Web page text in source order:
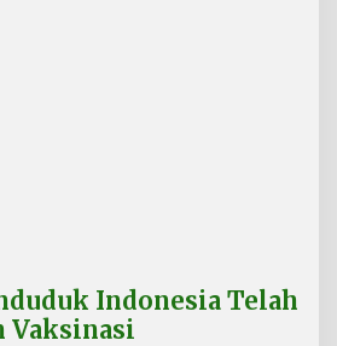
Indonesia Telah
Vaksinasi